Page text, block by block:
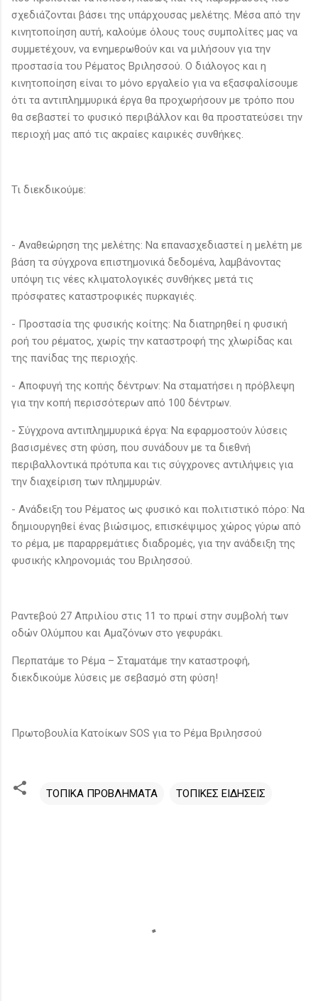
σχεδιάζονται βάσει της υπάρχουσας μελέτης. Μέσα από την
κινητοποίηση αυτή, καλούμε όλους τους συμπολίτες μας να
συμμετέχουν, να ενημερωθούν και να μιλήσουν για την
προστασία του Ρέματος Βριλησσού. Ο διάλογος και η
κινητοποίηση είναι το μόνο εργαλείο για να εξασφαλίσουμε
ότι τα αντιπλημμυρικά έργα θα προχωρήσουν με τρόπο που
θα σεβαστεί το φυσικό περιβάλλον και θα προστατεύσει την
περιοχή μας από τις ακραίες καιρικές συνθήκες.
Τι διεκδικούμε:
- Αναθεώρηση της μελέτης: Να επανασχεδιαστεί η μελέτη με
βάση τα σύγχρονα επιστημονικά δεδομένα, λαμβάνοντας
υπόψη τις νέες κλιματολογικές συνθήκες μετά τις
πρόσφατες καταστροφικές πυρκαγιές.
- Προστασία της φυσικής κοίτης: Να διατηρηθεί η φυσική
ροή του ρέματος, χωρίς την καταστροφή της χλωρίδας και
της πανίδας της περιοχής.
- Αποφυγή της κοπής δέντρων: Να σταματήσει η πρόβλεψη
για την κοπή περισσότερων από 100 δέντρων.
- Σύγχρονα αντιπλημμυρικά έργα: Να εφαρμοστούν λύσεις
βασισμένες στη φύση, που συνάδουν με τα διεθνή
περιβαλλοντικά πρότυπα και τις σύγχρονες αντιλήψεις για
την διαχείριση των πλημμυρών.
- Ανάδειξη του Ρέματος ως φυσικό και πολιτιστικό πόρο: Να
δημιουργηθεί ένας βιώσιμος, επισκέψιμος χώρος γύρω από
το ρέμα, με παραρρεμάτιες διαδρομές, για την ανάδειξη της
φυσικής κληρονομιάς του Βριλησσού.
Ραντεβού 27 Απριλίου στις 11 το πρωί στην συμβολή των
οδών Ολύμπου και Αμαζόνων στο γεφυράκι.
Περπατάμε το Ρέμα – Σταματάμε την καταστροφή,
διεκδικούμε λύσεις με σεβασμό στη φύση!
Πρωτοβουλία Κατοίκων SOS για το Ρέμα Βριλησσού
ΤΟΠΙΚΑ ΠΡΟΒΛΗΜΑΤΑ ΤΟΠΙΚΕΣ ΕΙΔΗΣΕΙΣ